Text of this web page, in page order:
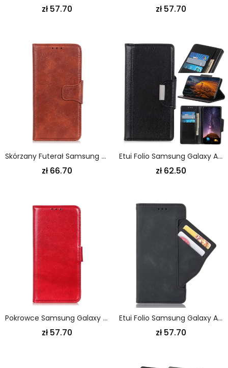
zł 57.70 zł 57.70
Skórzany Futerał Samsung Galaxy A80 / A90 Brązowy Czarny Etui Na Telefon Dwustronna Klapka Magnetyczna
zł 66.70
Etui Folio Samsung Galaxy A80 / A90 Zielony Czarny Zapięcie Eleganckie Ze Sztucznej Skóry
zł 62.50
Pokrowce Samsung Galaxy A80 / A90 Czerwony Czarny Ekwiwalent Skóry
zł 57.70
Etui Folio Samsung Galaxy A80 / A90 Czerwony Czarny Multikarta Pierwszej Klasy Etui Ochronne
zł 57.70